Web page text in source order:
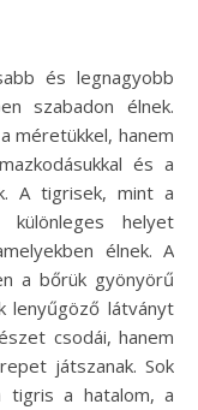
szabadon élnek.
méretükkel, hanem
és a
A tigrisek, mint a
különleges helyet
élnek. A
a bőrük gyönyörű
lenyűgöző látványt
csodái, hanem
játszanak. Sok
tigris a hatalom, a